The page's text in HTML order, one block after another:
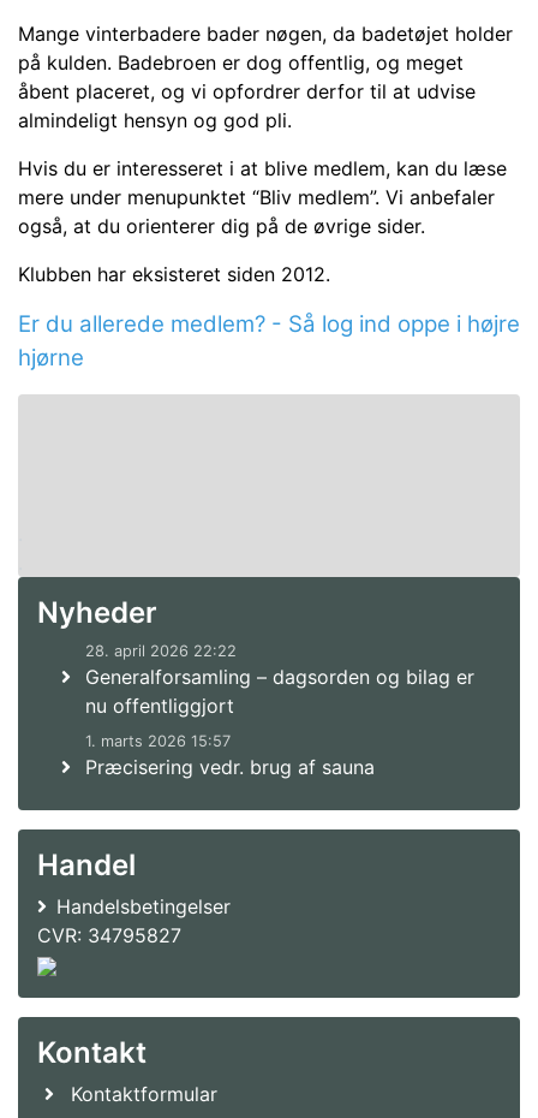
Mange vinterbadere bader nøgen, da badetøjet holder
på kulden. Badebroen er dog offentlig, og meget
åbent placeret, og vi opfordrer derfor til at udvise
almindeligt hensyn og god pli.
Hvis du er interesseret i at blive medlem, kan du læse
mere under menupunktet “Bliv medlem”. Vi anbefaler
også, at du orienterer dig på de øvrige sider.
Klubben har eksisteret siden 2012.
Er du allerede medlem? - Så log ind oppe i højre
hjørne
Nyheder
28. april 2026 22:22
Generalforsamling – dagsorden og bilag er
nu offentliggjort
1. marts 2026 15:57
Præcisering vedr. brug af sauna
Handel
Handelsbetingelser
CVR: 34795827
Kontakt
Kontaktformular